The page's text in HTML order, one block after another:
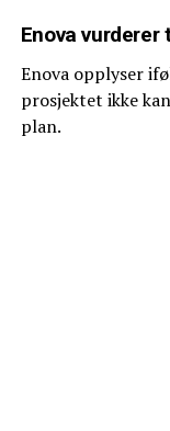
Enova vurderer
Enova opplyser
prosjektet ikke
plan.